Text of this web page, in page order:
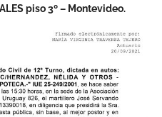
piso 3º – Montevideo.